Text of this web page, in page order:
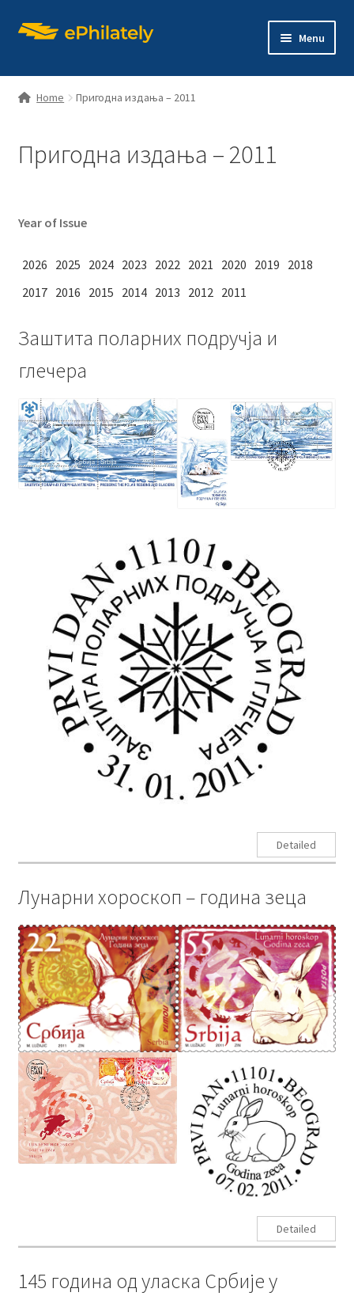
Skip
Skip
Menu
Home
child
Editions
Home Пригодна издања – 2011
Пригодна издања – 2011
Year of Issue
2026 2025 2024 2023 2022 2021 2020 2019 2018
2017 2016 2015 2014 2013 2012 2011
Заштита поларних подручја и
глечера
Detailed
Лунарни хороскоп – година зеца
Detailed
145 година од уласка Србије у